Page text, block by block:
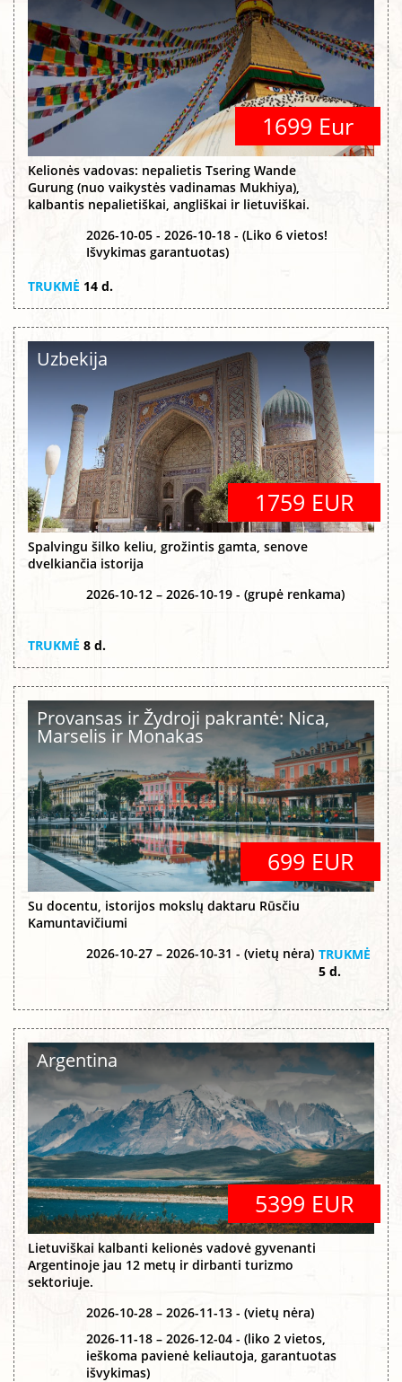
1699 Eur
Kelionės vadovas: nepalietis Tsering Wande
Gurung (nuo vaikystės vadinamas Mukhiya),
kalbantis nepalietiškai, angliškai ir lietuviškai.
2026-10-05 - 2026-10-18 - (Liko 6 vietos!
Išvykimas garantuotas)
TRUKMĖ 14 d.
Uzbekija
1759 EUR
Spalvingu šilko keliu, grožintis gamta, senove
dvelkiančia istorija
2026-10-12 – 2026-10-19 - (grupė renkama)
TRUKMĖ 8 d.
Provansas ir Žydroji pakrantė: Nica,
Marselis ir Monakas
699 EUR
Su docentu, istorijos mokslų daktaru Rūsčiu
Kamuntavičiumi
2026-10-27 – 2026-10-31 - (vietų nėra) TRUKMĖ
5 d.
Argentina
5399 EUR
Lietuviškai kalbanti kelionės vadovė gyvenanti
Argentinoje jau 12 metų ir dirbanti turizmo
sektoriuje.
2026-10-28 – 2026-11-13 - (vietų nėra)
2026-11-18 – 2026-12-04 - (liko 2 vietos,
ieškoma pavienė keliautoja, garantuotas
išvykimas)